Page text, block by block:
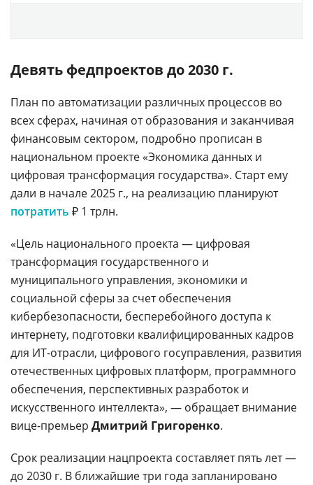
Девять федпроектов до 2030 г.
План по автоматизации различных процессов во
всех сферах, начиная от образования и заканчивая
финансовым сектором, подробно прописан в
национальном проекте «Экономика данных и
цифровая трансформация государства». Старт ему
дали в начале 2025 г., на реализацию планируют
потратить ₽ 1 трлн.
«Цель национального проекта — цифровая
трансформация государственного и
муниципального управления, экономики и
социальной сферы за счет обеспечения
кибербезопасности, бесперебойного доступа к
интернету, подготовки квалифицированных кадров
для ИТ-отрасли, цифрового госуправления, развития
отечественных цифровых платформ, программного
обеспечения, перспективных разработок и
искусственного интеллекта», — обращает внимание
вице-премьер Дмитрий Григоренко.
Срок реализации нацпроекта составляет пять лет —
до 2030 г. В ближайшие три года запланировано